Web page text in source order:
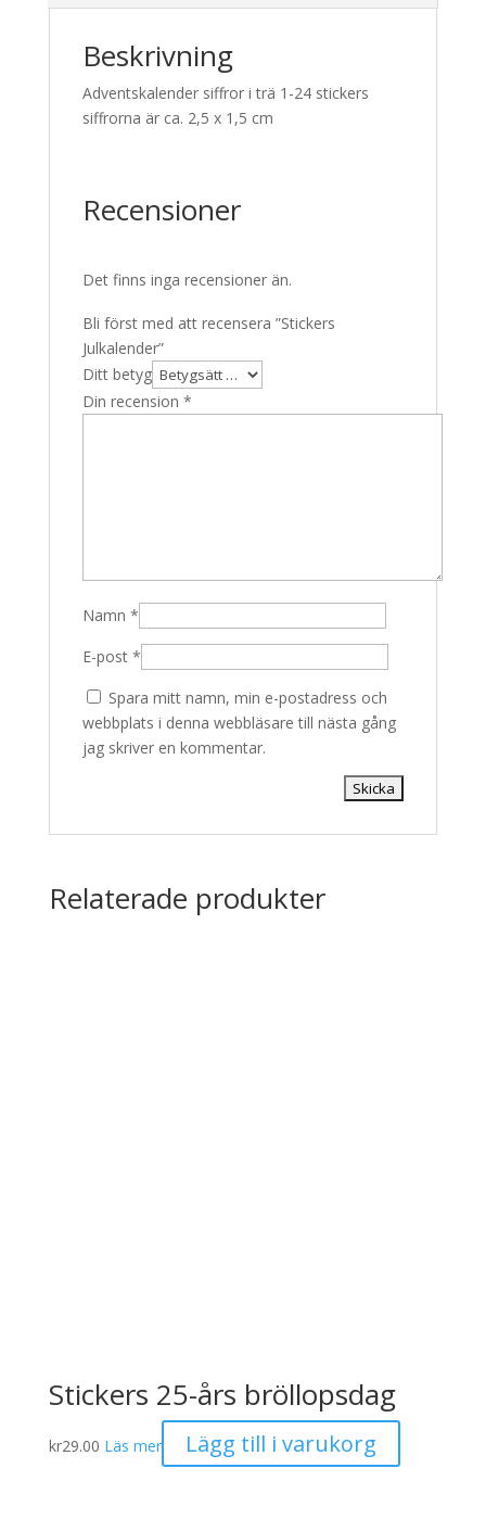
Beskrivning
Adventskalender siffror i trä 1-24 stickers
siffrorna är ca. 2,5 x 1,5 cm
Recensioner
Det finns inga recensioner än.
Bli först med att recensera ”Stickers
Julkalender”
Ditt betyg
Din recension *
Namn *
E-post *
Spara mitt namn, min e-postadress och
webbplats i denna webbläsare till nästa gång
jag skriver en kommentar.
Relaterade produkter
Stickers 25-års bröllopsdag
kr29.00 Läs mer Lägg till i varukorg